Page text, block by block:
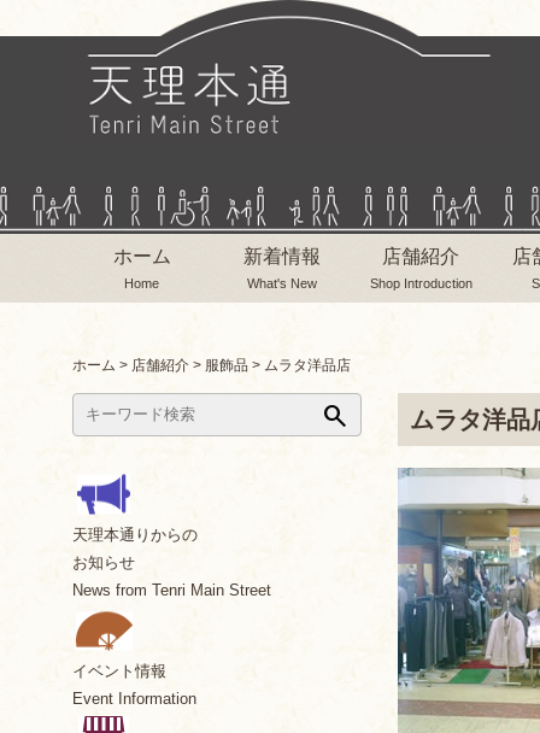
ホーム
Home
新着情報
What's New
店舗紹介
Shop Introduction
店
ホーム > 店舗紹介 > 服飾品 > ムラタ洋品店
ムラタ洋品
search
天理本通りからの
お知らせ
News from Tenri Main Street
イベント情報
Event Information